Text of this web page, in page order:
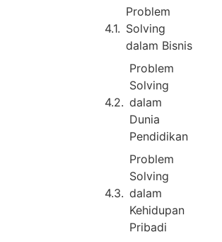
Problem
Solving
dalam Bisnis
Problem
Solving
dalam
Dunia
Pendidikan
Problem
Solving
dalam
Kehidupan
Pribadi